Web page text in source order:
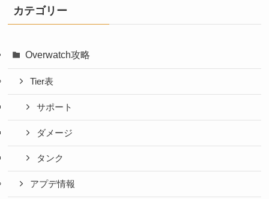
カテゴリー
Overwatch攻略
Tier表
サポート
ダメージ
タンク
アプデ情報